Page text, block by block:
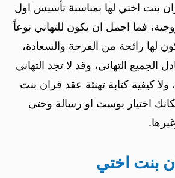
بنت اختي لها بمناسبة تأسيس اول
فما اجمل ان يكون للتهاني نوعاً
لها رائحة من الفرحة والسعادة،
الجميع التهاني، وقد لا تجد التهاني
ولا كيفية كتابة تهنئة عقد قران بنت
اختيار بوست او رسالة وحتى
بنت اختي